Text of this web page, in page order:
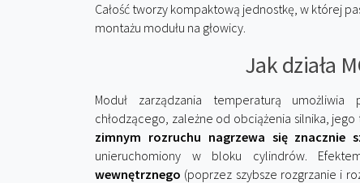
Całość tworzy kompaktową jednostkę, w której
montażu modułu na głowicy.
Jak działa
Moduł zarządzania temperaturą umożliwia
chłodzącego, zależne od obciążenia silnika,
zimnym rozruchu nagrzewa się znacznie
unieruchomiony w bloku cylindrów.
wewnętrznego (poprzez szybsze rozgrzanie i